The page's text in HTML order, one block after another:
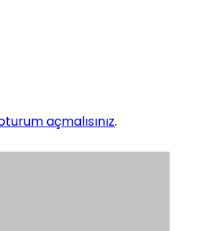
açmalısınız.